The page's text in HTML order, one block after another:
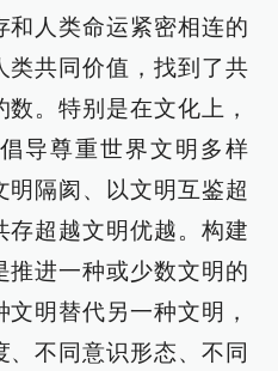
和人类命运紧密相连的
类共同价值，找到了共
。特别是在文化上，
导尊重世界文明多样
隔阂、以文明互鉴超
存超越文明优越。构建
推进一种或少数文明的
明替代另一种文明，
不同意识形态、不同